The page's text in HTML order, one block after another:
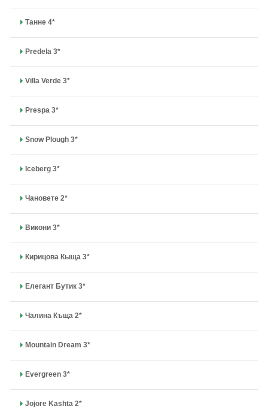
Танне 4*
Predela 3*
Villa Verde 3*
Prespa 3*
Snow Plough 3*
Iceberg 3*
Чановете 2*
Викони 3*
Кирицова Кыща 3*
Елегант Бутик 3*
Чалина Къща 2*
Mountain Dream 3*
Evergreen 3*
Jojore Kashta 2*